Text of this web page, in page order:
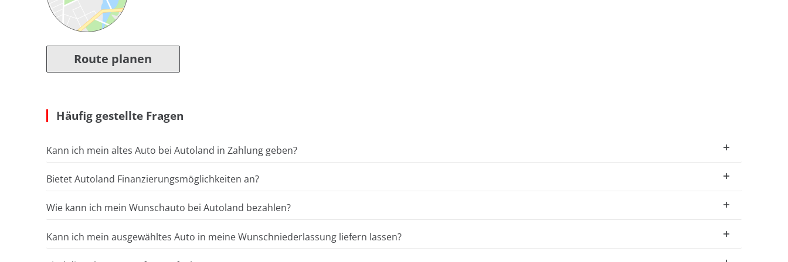
Route planen
Häufig gestellte Fragen
Kann ich mein altes Auto bei Autoland in Zahlung geben?
Bietet Autoland Finanzierungsmöglichkeiten an?
Wie kann ich mein Wunschauto bei Autoland bezahlen?
Kann ich mein ausgewähltes Auto in meine Wunschniederlassung liefern lassen?